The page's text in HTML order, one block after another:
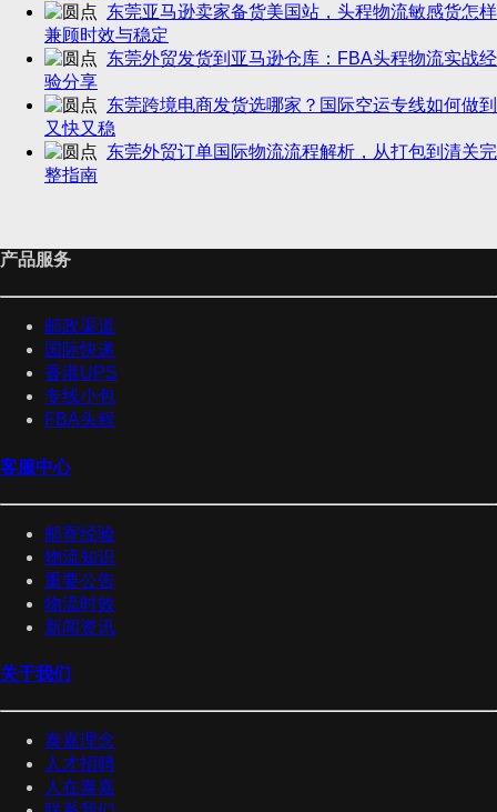
东莞亚马逊卖家备货美国站，头程物流敏感货怎样
兼顾时效与稳定
东莞外贸发货到亚马逊仓库：FBA头程物流实战经
验分享
东莞跨境电商发货选哪家？国际空运专线如何做到
又快又稳
东莞外贸订单国际物流流程解析，从打包到清关完
整指南
产品服务
邮政渠道
国际快递
香港UPS
专线小包
FBA头程
客服中心
邮寄经验
物流知识
重要公告
物流时效
新闻资讯
关于我们
泰嘉理念
人才招聘
人在泰嘉